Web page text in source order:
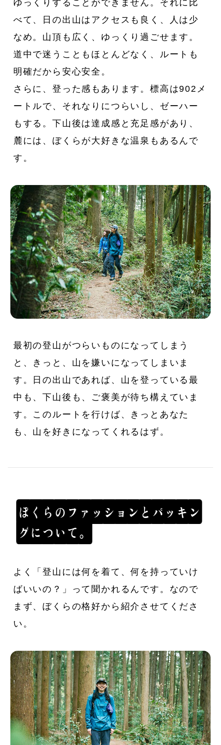
ゆっくりすることができません。それに比
べて、日の出山はアクセスも良く、人は少
なめ。山頂も広く、ゆっくり過ごせます。
道中で迷うこともほとんどなく、ルートも
明確だから安心安全。
さらに、登った感もあります。標高は902メ
ートルで、それなりにつらいし、ゼーハー
もする。下山後は達成感と充足感があり、
麓には、ぼくらが大好きな温泉もあるんで
す。
最初の登山がつらいものになってしまう
と、きっと、山を嫌いになってしまいま
す。日の出山であれば、山を登っている最
中も、下山後も、ご褒美が待ち構えていま
す。このルートを行けば、きっとあなた
も、山を好きになってくれるはず。
ぼ く ら の フ ァ ッ シ ョ ン と パ ッ キ ン
グについて。
よく「登山には何を着て、何を持っていけ
ばいいの？」って聞かれるんです。なので
まず、ぼくらの格好から紹介させてくださ
い。